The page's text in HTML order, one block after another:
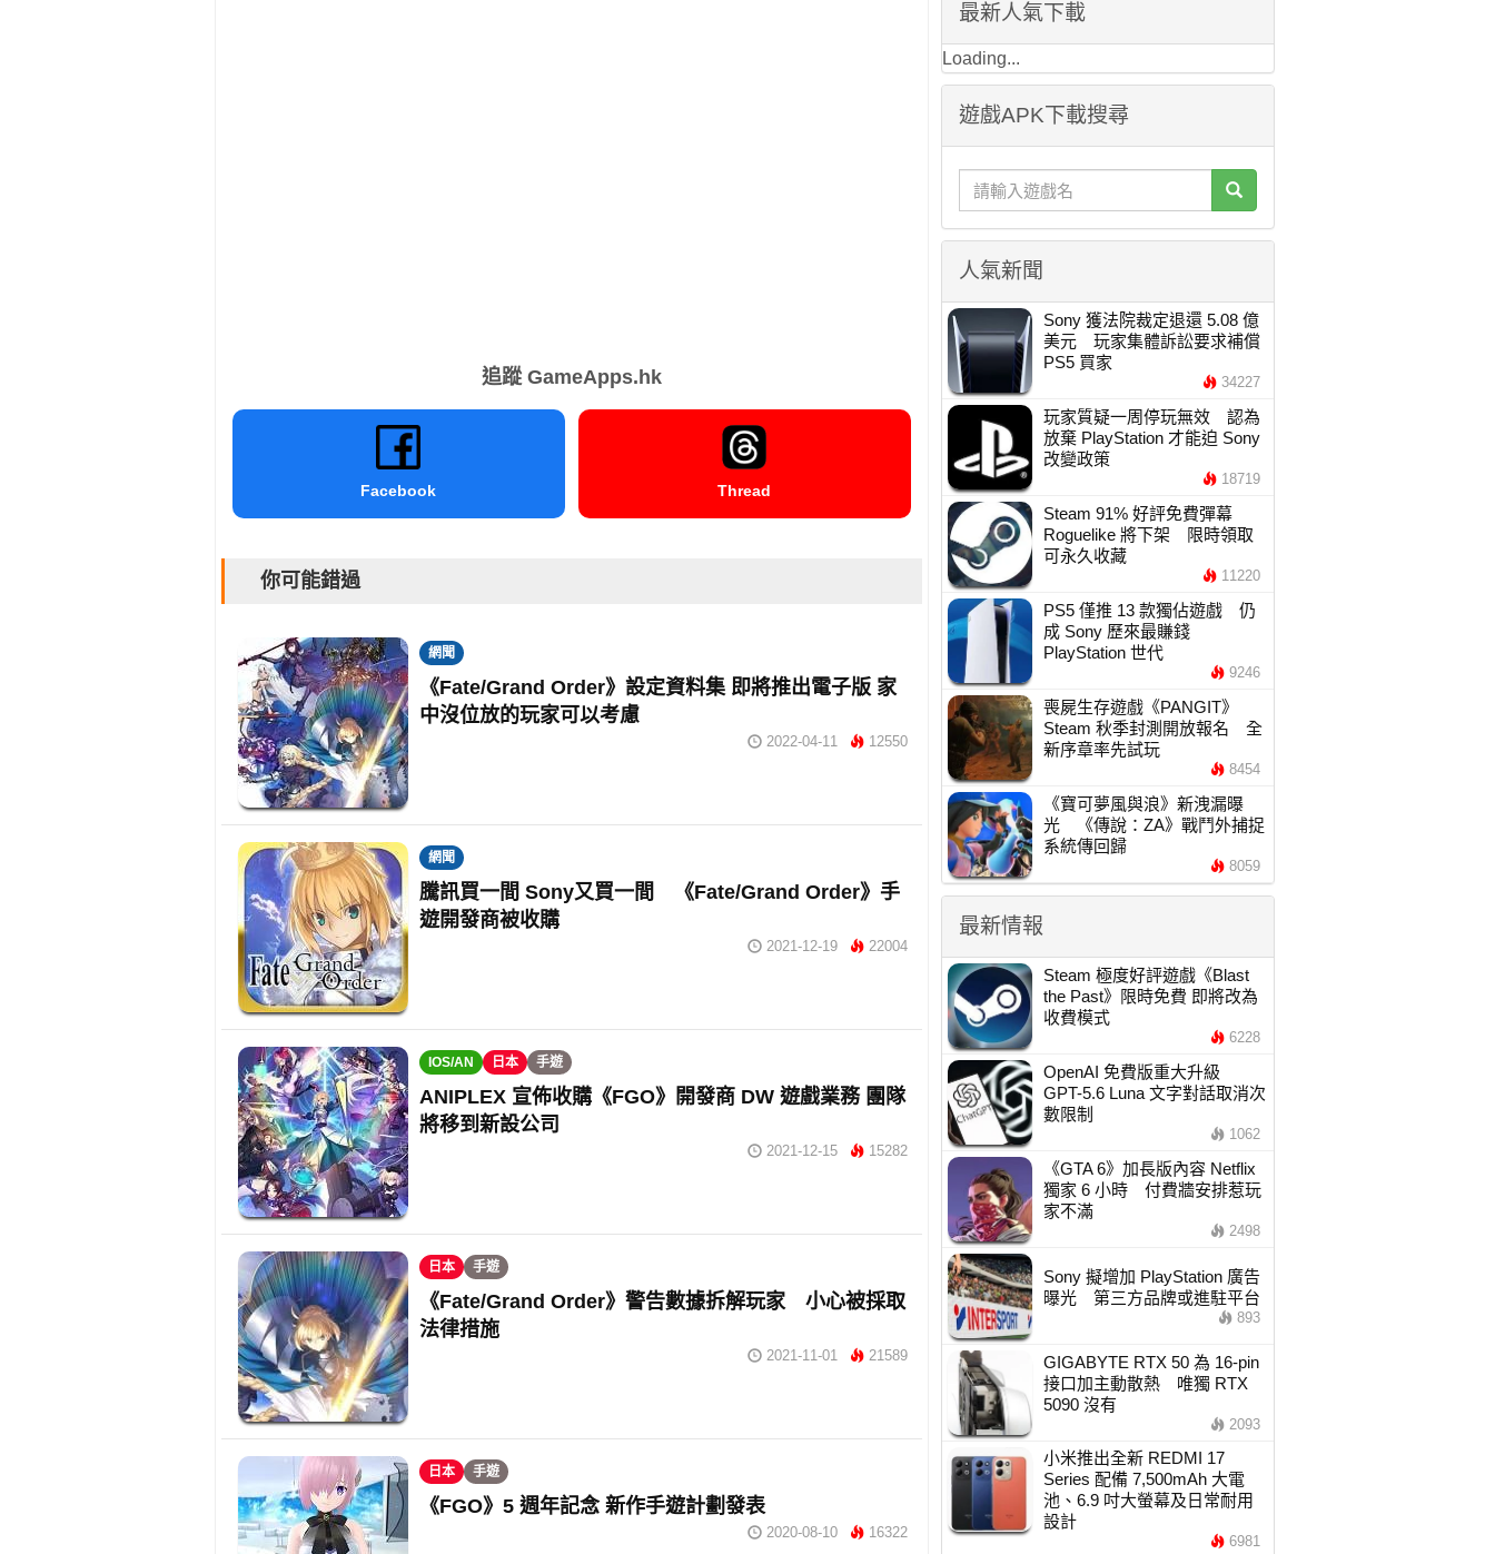
追蹤 GameApps.hk
Facebook Thread
你可能錯過
網聞
《Fate/Grand Order》設定資料集 即將推出電子版 家
中沒位放的玩家可以考慮
2022-04-11 12550
網聞
騰訊買一間 Sony又買一間 《Fate/Grand Order》手
遊開發商被收購
2021-12-19 22004
IOS/AN 日本 手遊
ANIPLEX 宣佈收購《FGO》開發商 DW 遊戲業務 團隊
將移到新設公司
2021-12-15 15282
日本 手遊
《Fate/Grand Order》警告數據拆解玩家 小心被採取
法律措施
2021-11-01 21589
日本 手遊
《FGO》5 週年記念 新作手遊計劃發表
2020-08-10 16322
最新人氣下載
Loading...
遊戲APK下載搜尋
人氣新聞
Sony 獲法院裁定退還 5.08 億
美元 玩家集體訴訟要求補償
PS5 買家
34227
玩家質疑一周停玩無效 認為
放棄 PlayStation 才能迫 Sony
改變政策
18719
Steam 91% 好評免費彈幕
Roguelike 將下架 限時領取
可永久收藏
11220
PS5 僅推 13 款獨佔遊戲 仍
成 Sony 歷來最賺錢
PlayStation 世代
9246
喪屍生存遊戲《PANGIT》
Steam 秋季封測開放報名 全
新序章率先試玩
8454
《寶可夢風與浪》新洩漏曝
光 《傳說：ZA》戰鬥外捕捉
系統傳回歸
8059
最新情報
Steam 極度好評遊戲《Blast
the Past》限時免費 即將改為
收費模式
6228
OpenAI 免費版重大升級
GPT-5.6 Luna 文字對話取消次
數限制
1062
《GTA 6》加長版內容 Netflix
獨家 6 小時 付費牆安排惹玩
家不滿
2498
Sony 擬增加 PlayStation 廣告
曝光 第三方品牌或進駐平台
893
GIGABYTE RTX 50 為 16-pin
接口加主動散熱 唯獨 RTX
5090 沒有
2093
小米推出全新 REDMI 17
Series 配備 7,500mAh 大電
池、6.9 吋大螢幕及日常耐用
設計
6981